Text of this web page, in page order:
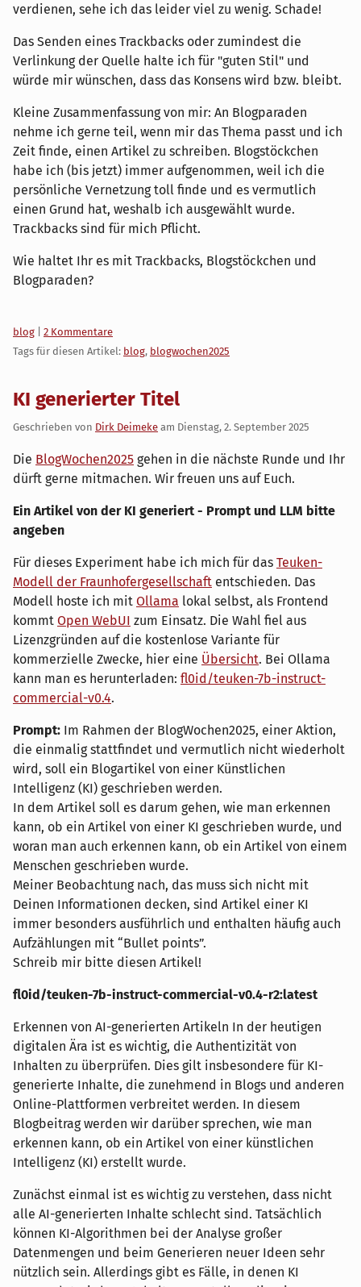
verdienen, sehe ich das leider viel zu wenig. Schade!
Das Senden eines Trackbacks oder zumindest die
Verlinkung der Quelle halte ich für "guten Stil" und
würde mir wünschen, dass das Konsens wird bzw. bleibt.
Kleine Zusammenfassung von mir: An Blogparaden
nehme ich gerne teil, wenn mir das Thema passt und ich
Zeit finde, einen Artikel zu schreiben. Blogstöckchen
habe ich (bis jetzt) immer aufgenommen, weil ich die
persönliche Vernetzung toll finde und es vermutlich
einen Grund hat, weshalb ich ausgewählt wurde.
Trackbacks sind für mich Pflicht.
Wie haltet Ihr es mit Trackbacks, Blogstöckchen und
Blogparaden?
Kategorien:
blog
2 Kommentare
Tags für diesen Artikel: blog, blogwochen2025
KI generierter Titel
Geschrieben von Dirk Deimeke am Dienstag, 2. September 2025
Die BlogWochen2025 gehen in die nächste Runde und Ihr
dürft gerne mitmachen. Wir freuen uns auf Euch.
Ein Artikel von der KI generiert - Prompt und LLM bitte
angeben
Für dieses Experiment habe ich mich für das Teuken-
Modell der Fraunhofergesellschaft entschieden. Das
Modell hoste ich mit Ollama lokal selbst, als Frontend
kommt Open WebUI zum Einsatz. Die Wahl fiel aus
Lizenzgründen auf die kostenlose Variante für
kommerzielle Zwecke, hier eine Übersicht. Bei Ollama
kann man es herunterladen: fl0id/teuken-7b-instruct-
commercial-v0.4.
Prompt: Im Rahmen der BlogWochen2025, einer Aktion,
die einmalig stattfindet und vermutlich nicht wiederholt
wird, soll ein Blogartikel von einer Künstlichen
Intelligenz (KI) geschrieben werden.
In dem Artikel soll es darum gehen, wie man erkennen
kann, ob ein Artikel von einer KI geschrieben wurde, und
woran man auch erkennen kann, ob ein Artikel von einem
Menschen geschrieben wurde.
Meiner Beobachtung nach, das muss sich nicht mit
Deinen Informationen decken, sind Artikel einer KI
immer besonders ausführlich und enthalten häufig auch
Aufzählungen mit “Bullet points”.
Schreib mir bitte diesen Artikel!
fl0id/teuken-7b-instruct-commercial-v0.4-r2:latest
Erkennen von AI-generierten Artikeln In der heutigen
digitalen Ära ist es wichtig, die Authentizität von
Inhalten zu überprüfen. Dies gilt insbesondere für KI-
generierte Inhalte, die zunehmend in Blogs und anderen
Online-Plattformen verbreitet werden. In diesem
Blogbeitrag werden wir darüber sprechen, wie man
erkennen kann, ob ein Artikel von einer künstlichen
Intelligenz (KI) erstellt wurde.
Zunächst einmal ist es wichtig zu verstehen, dass nicht
alle AI-generierten Inhalte schlecht sind. Tatsächlich
können KI-Algorithmen bei der Analyse großer
Datenmengen und beim Generieren neuer Ideen sehr
nützlich sein. Allerdings gibt es Fälle, in denen KI